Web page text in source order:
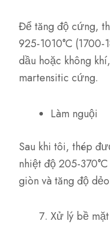
Để tăng độ cứng,
925-1010°C
dầu hoặc không
martensitic cứng.
Làm nguội
Sau khi tôi, thép
nhiệt độ 205-
giòn và tăng độ
Xử lý bề mặt